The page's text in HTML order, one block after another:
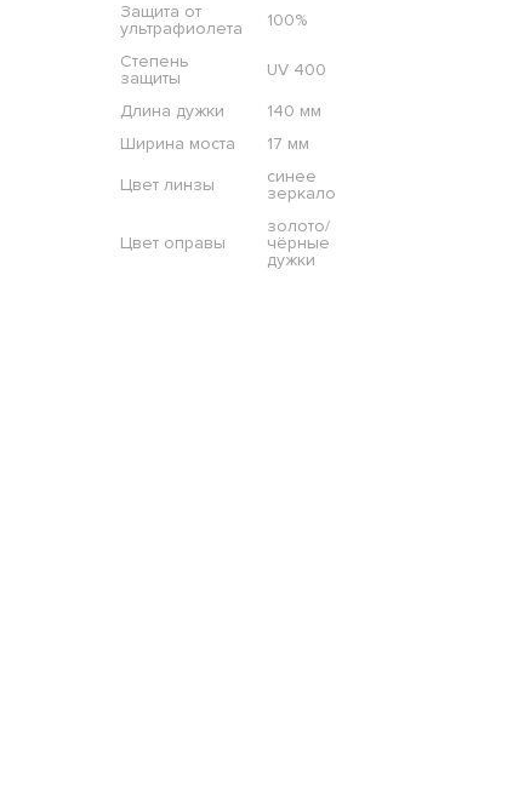
Защита от
ультрафиолета
100%
Степень
защиты
UV 400
Длина дужки
140 мм
Ширина моста
17 мм
Цвет линзы
синее
зеркало
Цвет оправы
золото/
чёрные
дужки